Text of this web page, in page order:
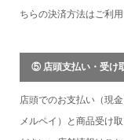
ちらの決済方法はご利用
⑤ 店頭支払い・受け
店頭でのお支払い（現
メルペイ）と商品受け